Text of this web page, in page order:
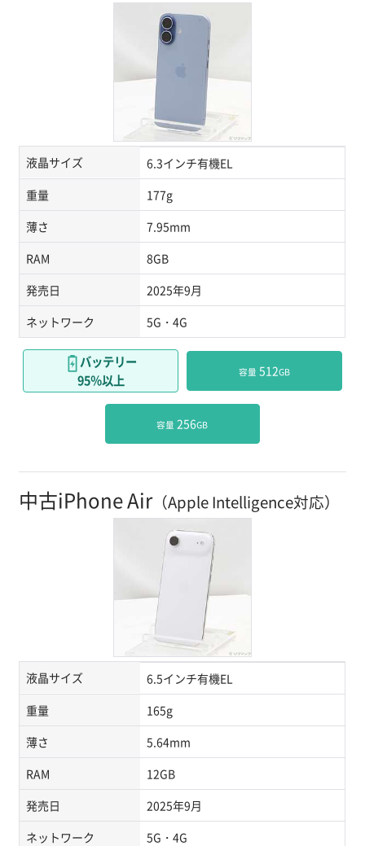
液晶サイズ
6.3インチ有機EL
重量
177g
薄さ
7.95mm
RAM
8GB
発売日
2025年9月
ネットワーク
5G・4G
バッテリー
95％以上
容量 512GB
容量 256GB
中古iPhone Air（Apple Intelligence対応）
液晶サイズ
6.5インチ有機EL
重量
165g
薄さ
5.64mm
RAM
12GB
発売日
2025年9月
ネットワーク
5G・4G